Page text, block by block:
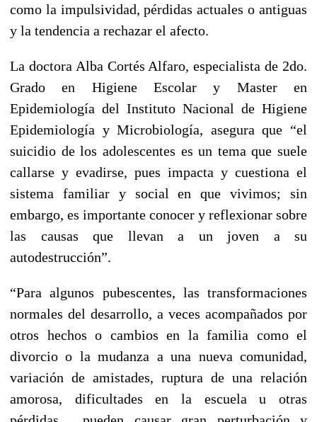
como la impulsividad, pérdidas actuales o antiguas
y la tendencia a rechazar el afecto.
La doctora Alba Cortés Alfaro, especialista de 2do.
Grado en Higiene Escolar y Master en
Epidemiología del Instituto Nacional de Higiene
Epidemiología y Microbiología, asegura que “el
suicidio de los adolescentes es un tema que suele
callarse y evadirse, pues impacta y cuestiona el
sistema familiar y social en que vivimos; sin
embargo, es importante conocer y reflexionar sobre
las causas que llevan a un joven a su
autodestrucción”.
“Para algunos pubescentes, las transformaciones
normales del desarrollo, a veces acompañados por
otros hechos o cambios en la familia como el
divorcio o la mudanza a una nueva comunidad,
variación de amistades, ruptura de una relación
amorosa, dificultades en la escuela u otras